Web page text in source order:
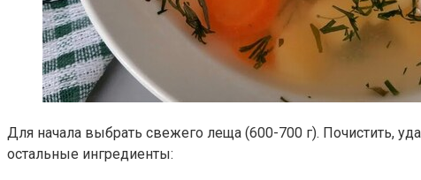
Для начала выбрать свежего леща (600-700 г). Почистить,
остальные ингредиенты: